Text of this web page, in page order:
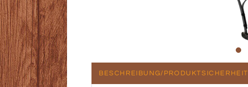
BESCHREIBUNG/PRODUKTSICHERHEIT